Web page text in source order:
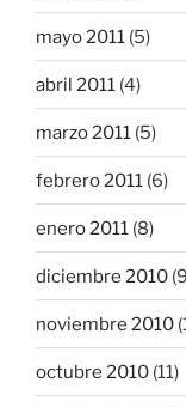
mayo 2011 (5)
abril 2011 (4)
marzo 2011 (5)
febrero 2011 (6)
enero 2011 (8)
diciembre 2010
noviembre 2010
octubre 2010 (11)